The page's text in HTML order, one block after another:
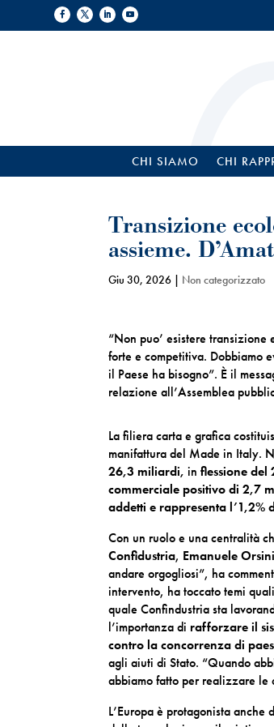
CHI SIAMO CHI
Transizione
assieme.
Giu 30, 2026 Non categorizzato
“Non puo’ esistere transizione
forte e competitiva. Dobbiamo
il Paese ha bisogno”. È il
relazione all’Assemblea
La filiera carta e grafica
manifattura del Made in Italy.
26,3 miliardi, inflessione del
commerciale positivo di 2,7
addetti e rappresenta l’1,2%
Con un ruolo e una centralità
Confidustria, Emanuele
andare orgogliosi”, ha
intervento, ha toccato temi quali
quale Confindustria sta
l’importanza di rafforzare il
contro la concorrenza di
agli aiuti di Stato. “Quando
abbiamo fatto per realizzare le
L’Europa è protagonista